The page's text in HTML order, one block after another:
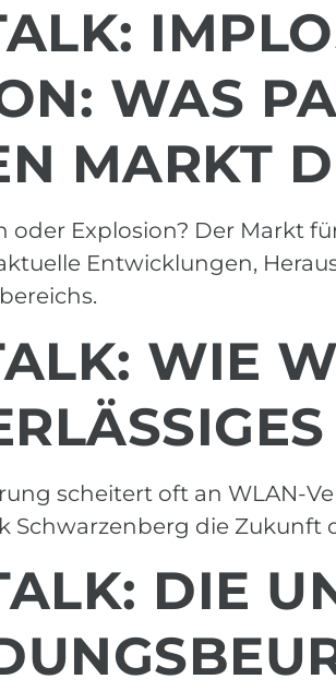
WAS
MARKT
oder Explosion? Der Markt
Entwicklungen,
WIE
scheitert oft an WLAN-
Schwarzenberg die
DIE